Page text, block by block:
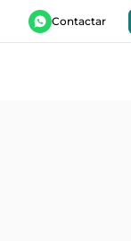
Contactar